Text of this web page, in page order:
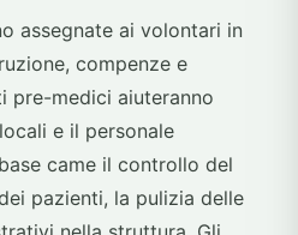
assegnate ai volontari in
compenze e
pre-medici aiuteranno
e il personale
came il controllo del
pazienti, la pulizia delle